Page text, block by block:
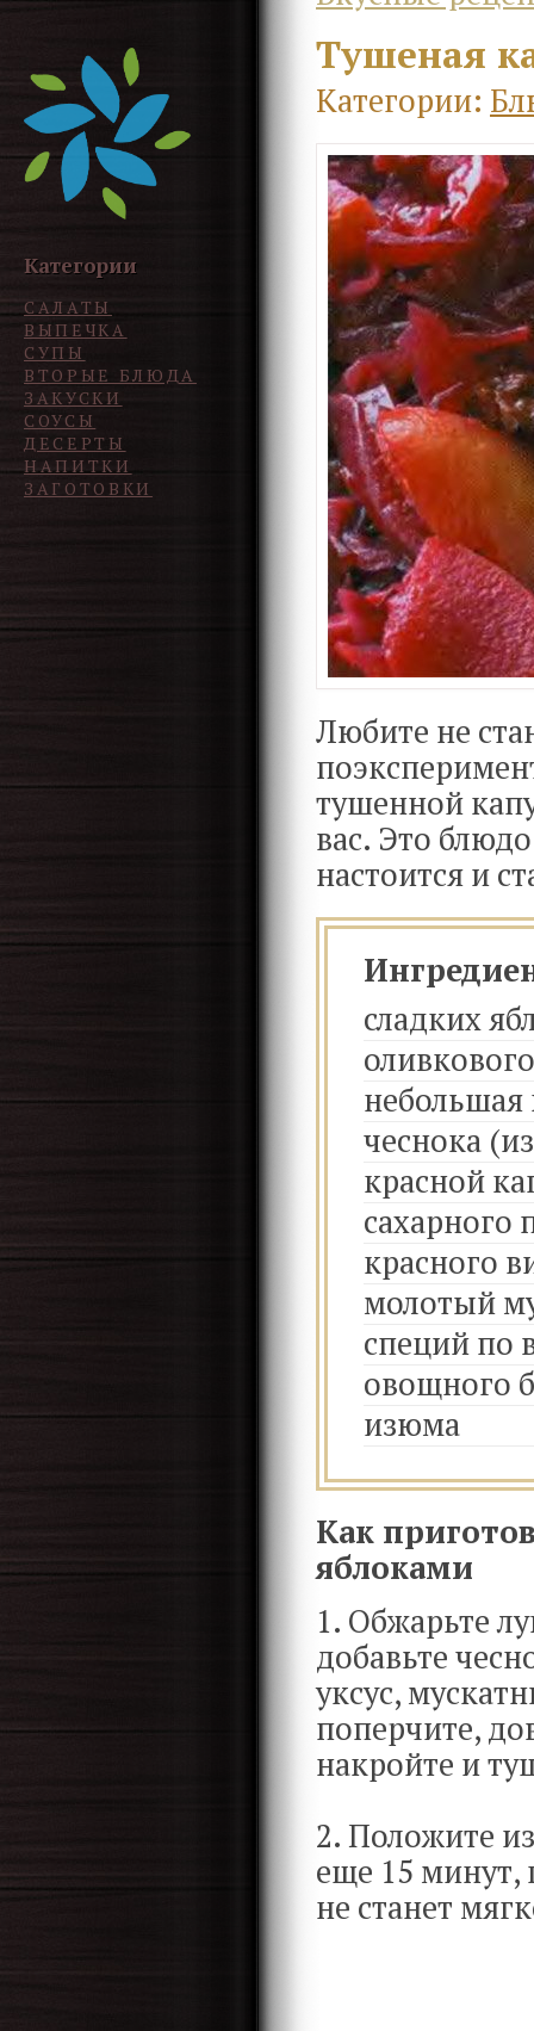
Категории
САЛАТЫ
ВЫПЕЧКА
СУПЫ
ВТОРЫЕ БЛЮДА
ЗАКУСКИ
СОУСЫ
ДЕСЕРТЫ
НАПИТКИ
ЗАГОТОВКИ
Тушеная
Категории:
Любите не
тушенной
вас. Это
настоится и
сладких
небольшая
чеснока
красной
сахарного
красного
молотый
специй по
овощного
изюма
Как
яблоками
1. Обжарьте
добавьте
уксус,
поперчите,
накройте и
2. Положите
еще 15 минут,
не станет